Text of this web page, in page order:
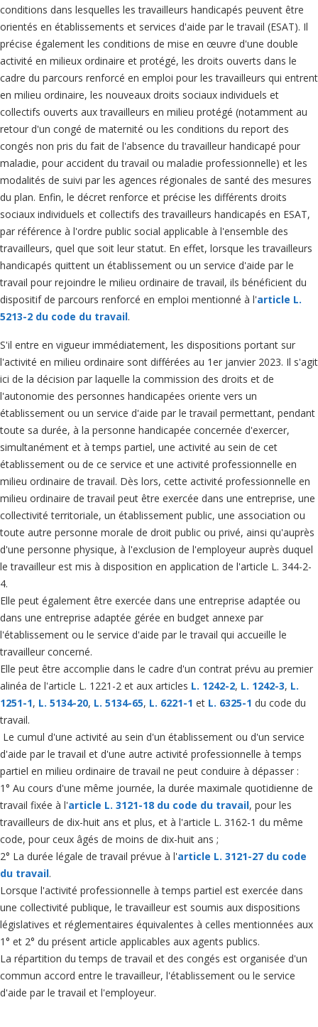
conditions dans lesquelles les travailleurs handicapés peuvent être
orientés en établissements et services d'aide par le travail (ESAT). Il
précise également les conditions de mise en œuvre d'une double
activité en milieux ordinaire et protégé, les droits ouverts dans le
cadre du parcours renforcé en emploi pour les travailleurs qui entrent
en milieu ordinaire, les nouveaux droits sociaux individuels et
collectifs ouverts aux travailleurs en milieu protégé (notamment au
retour d'un congé de maternité ou les conditions du report des
congés non pris du fait de l'absence du travailleur handicapé pour
maladie, pour accident du travail ou maladie professionnelle) et les
modalités de suivi par les agences régionales de santé des mesures
du plan. Enfin, le décret renforce et précise les différents droits
sociaux individuels et collectifs des travailleurs handicapés en ESAT,
par référence à l'ordre public social applicable à l'ensemble des
travailleurs, quel que soit leur statut. En effet, lorsque les travailleurs
handicapés quittent un établissement ou un service d'aide par le
travail pour rejoindre le milieu ordinaire de travail, ils bénéficient du
dispositif de parcours renforcé en emploi mentionné à l'article L.
5213-2 du code du travail.
S'il entre en vigueur immédiatement, les dispositions portant sur
l'activité en milieu ordinaire sont différées au 1er janvier 2023. Il s'agit
ici de la décision par laquelle la commission des droits et de
l'autonomie des personnes handicapées oriente vers un
établissement ou un service d'aide par le travail permettant, pendant
toute sa durée, à la personne handicapée concernée d'exercer,
simultanément et à temps partiel, une activité au sein de cet
établissement ou de ce service et une activité professionnelle en
milieu ordinaire de travail. Dès lors, cette activité professionnelle en
milieu ordinaire de travail peut être exercée dans une entreprise, une
collectivité territoriale, un établissement public, une association ou
toute autre personne morale de droit public ou privé, ainsi qu'auprès
d'une personne physique, à l'exclusion de l'employeur auprès duquel
le travailleur est mis à disposition en application de l'article L. 344-2-
4.
Elle peut également être exercée dans une entreprise adaptée ou
dans une entreprise adaptée gérée en budget annexe par
l'établissement ou le service d'aide par le travail qui accueille le
travailleur concerné.
Elle peut être accomplie dans le cadre d'un contrat prévu au premier
alinéa de l'article L. 1221-2 et aux articles L. 1242-2, L. 1242-3, L.
1251-1, L. 5134-20, L. 5134-65, L. 6221-1 et L. 6325-1 du code du
travail.
Le cumul d'une activité au sein d'un établissement ou d'un service
d'aide par le travail et d'une autre activité professionnelle à temps
partiel en milieu ordinaire de travail ne peut conduire à dépasser :
1° Au cours d'une même journée, la durée maximale quotidienne de
travail fixée à l'article L. 3121-18 du code du travail, pour les
travailleurs de dix-huit ans et plus, et à l'article L. 3162-1 du même
code, pour ceux âgés de moins de dix-huit ans ;
2° La durée légale de travail prévue à l'article L. 3121-27 du code
du travail.
Lorsque l'activité professionnelle à temps partiel est exercée dans
une collectivité publique, le travailleur est soumis aux dispositions
législatives et réglementaires équivalentes à celles mentionnées aux
1° et 2° du présent article applicables aux agents publics.
La répartition du temps de travail et des congés est organisée d'un
commun accord entre le travailleur, l'établissement ou le service
d'aide par le travail et l'employeur.